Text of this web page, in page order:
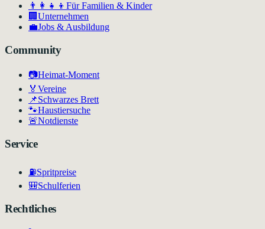
👨‍👩‍👧‍👦 Für Familien & Kinder
🏢 Unternehmen
💼Jobs & Ausbildung
Community
📷Heimat-Moment
🏅 Vereine
📌Schwarzes Brett
🐾Haustiersuche
🚨Notdienste
Service
⛽Spritpreise
🎒Schulferien
Rechtliches